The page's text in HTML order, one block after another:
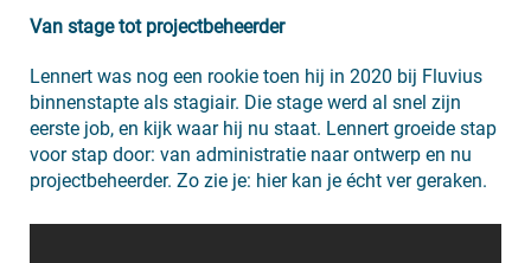
Van stage tot projectbeheerder
Lennert was nog een rookie toen hij in 2020 bij Fluvius
binnenstapte als stagiair. Die stage werd al snel zijn
eerste job, en kijk waar hij nu staat. Lennert groeide stap
voor stap door: van administratie naar ontwerp en nu
projectbeheerder. Zo zie je: hier kan je écht ver geraken.